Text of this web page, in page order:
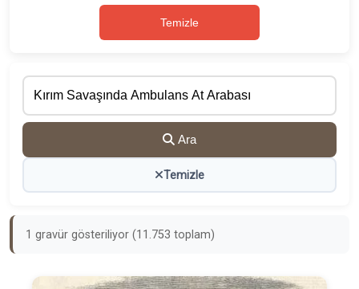
Temizle
Ara
Temizle
1 gravür gösteriliyor (11.753 toplam)